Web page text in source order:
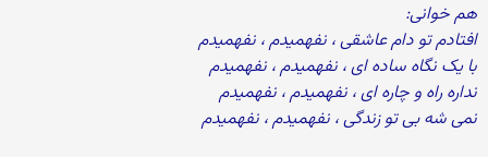
هم خوانی:
افتادم تو دام عاشقی ، نفهمیدم ، نفهمیدم
با یک نگاه ساده ای ، نفهمیدم ، نفهمیدم
نداره راه و چاره ای ، نفهمیدم ، نفهمیدم
نمی شه بی تو زندگی ، نفهمیدم ، نفهمیدم